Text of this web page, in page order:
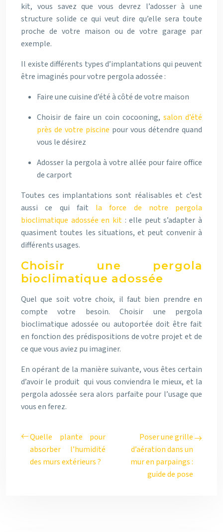
kit, vous savez que vous devrez l’adosser à une
structure solide ce qui veut dire qu’elle sera toute
proche de votre maison ou de votre garage par
exemple.
Il existe différents types d’implantations qui peuvent
être imaginés pour votre pergola adossée :
Faire une cuisine d’été à côté de votre maison
Choisir de faire un coin cocooning, salon d’été
près de votre piscine pour vous détendre quand
vous le désirez
Adosser la pergola à votre allée pour faire office
de carport
Toutes ces implantations sont réalisables et c’est
aussi ce qui
fait la force de notre pergola
bioclimatique adossée en kit : elle peut s’adapter à
quasiment toutes les situations, et peut convenir à
différents usages.
Choisir une pergola
bioclimatique adossée
Quel que soit votre choix, il faut bien prendre en
compte votre besoin.Choisir une pergola
bioclimatique adossée ou autoportée doit être fait
en fonction des prédispositions de votre projet et de
ce que vous aviez pu imaginer.
En opérant de la manière suivante, vous êtes certain
d’avoir le produit qui vous conviendra le mieux, et la
pergola adossée sera alors parfaite pour l’usage que
vous en ferez.
Quelle plante pour
absorber l’humidité
des murs extérieurs ?
Poser une grille
d’aération dans un
mur en parpaings :
guide de pose